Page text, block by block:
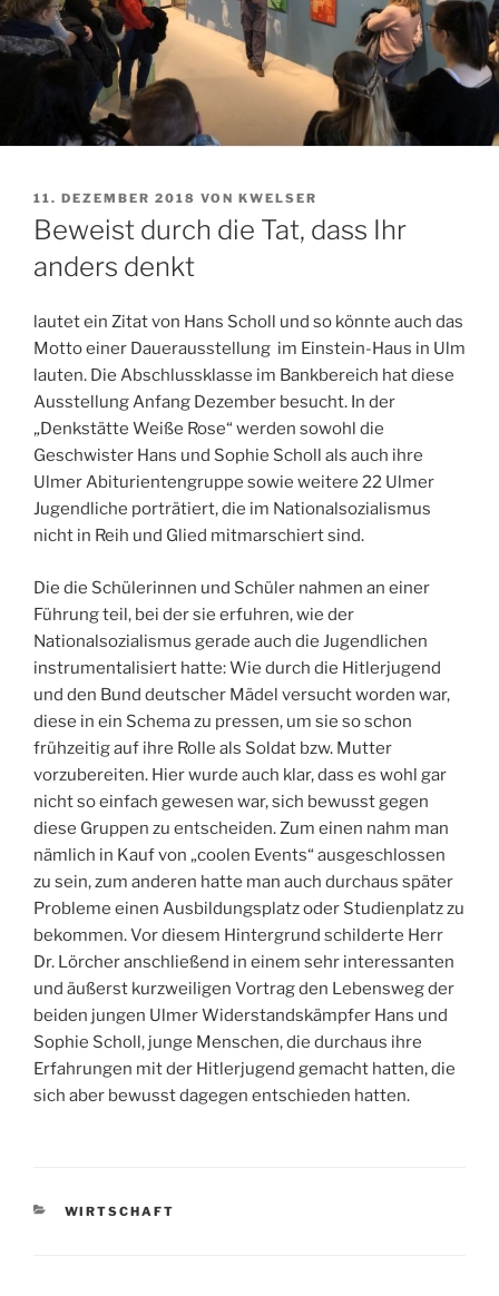
VERÖFFENTLICHT
AM
11. DEZEMBER 2018 VON KWELSER
Beweist durch die Tat, dass Ihr
anders denkt
lautet ein Zitat von Hans Scholl und so könnte auch das
Motto einer Dauerausstellung im Einstein-Haus in Ulm
lauten. Die Abschlussklasse im Bankbereich hat diese
Ausstellung Anfang Dezember besucht. In der
„Denkstätte Weiße Rose“ werden sowohl die
Geschwister Hans und Sophie Scholl als auch ihre
Ulmer Abiturientengruppe sowie weitere 22 Ulmer
Jugendliche porträtiert, die im Nationalsozialismus
nicht in Reih und Glied mitmarschiert sind.
Die die Schülerinnen und Schüler nahmen an einer
Führung teil, bei der sie erfuhren, wie der
Nationalsozialismus gerade auch die Jugendlichen
instrumentalisiert hatte: Wie durch die Hitlerjugend
und den Bund deutscher Mädel versucht worden war,
diese in ein Schema zu pressen, um sie so schon
frühzeitig auf ihre Rolle als Soldat bzw. Mutter
vorzubereiten. Hier wurde auch klar, dass es wohl gar
nicht so einfach gewesen war, sich bewusst gegen
diese Gruppen zu entscheiden. Zum einen nahm man
nämlich in Kauf von „coolen Events“ ausgeschlossen
zu sein, zum anderen hatte man auch durchaus später
Probleme einen Ausbildungsplatz oder Studienplatz zu
bekommen. Vor diesem Hintergrund schilderte Herr
Dr. Lörcher anschließend in einem sehr interessanten
und äußerst kurzweiligen Vortrag den Lebensweg der
beiden jungen Ulmer Widerstandskämpfer Hans und
Sophie Scholl, junge Menschen, die durchaus ihre
Erfahrungen mit der Hitlerjugend gemacht hatten, die
sich aber bewusst dagegen entschieden hatten.
KATEGORIEN
WIRTSCHAFT